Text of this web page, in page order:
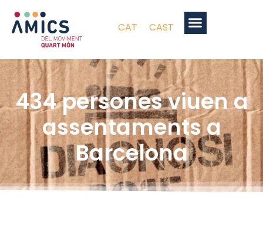
CAT CAST
434 persones viuen a
assentaments a
Barcelona